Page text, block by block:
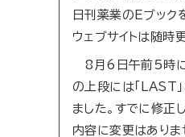
日刊薬業のEブック
ウェブサイトは随時
8月6日午前5時に
の上段には「LAST
ました。すでに修正
内容に変更はありま